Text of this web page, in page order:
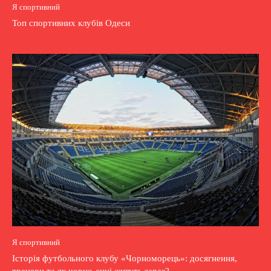
Я спортивний
Топ спортивних клубів Одеси
Я спортивний
Історія футбольного клубу «Чорноморець»: досягнення,